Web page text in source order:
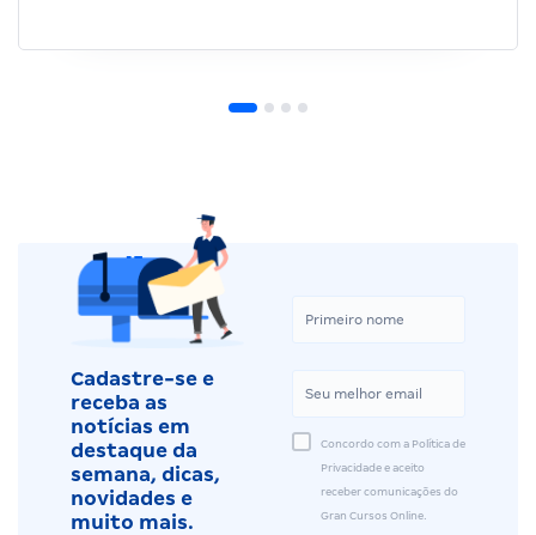
Cadastre-se e
receba as
notícias em
destaque da
semana, dicas,
novidades e
muito mais.
Concordo com a Política de
Privacidade e aceito
receber comunicações do
Gran Cursos Online.